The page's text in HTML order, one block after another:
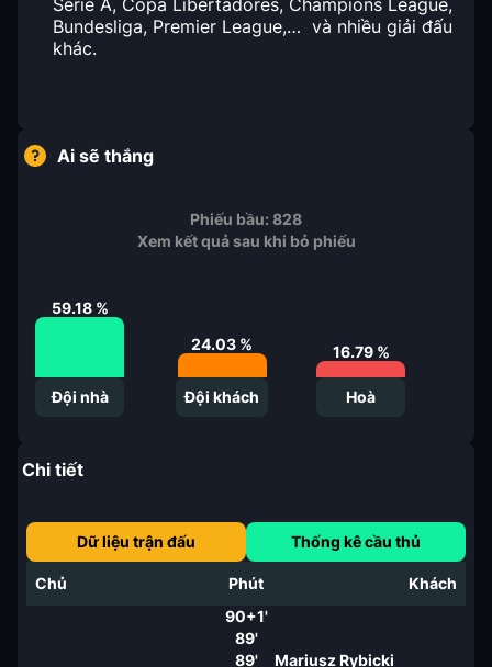
Serie A, Copa Libertadores, Champions League,
Bundesliga, Premier League,… và nhiều giải đấu
khác.
Ai sẽ thắng
Phiếu bầu:828
Xem kết quả sau khi bỏ phiếu
59.18%
Đội nhà
24.03 %
Đội khách
16.79%
Hoà
Chi tiết
Dữ liệu trận đấu Thống kê cầu thủ
Chủ Phút
Khách
90+1'
89'
89'
Mariusz Rybicki